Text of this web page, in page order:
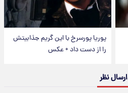
پوریا پورسرخ با این گریم جذابیتش
را از دست داد + عکس
ارسال نظر